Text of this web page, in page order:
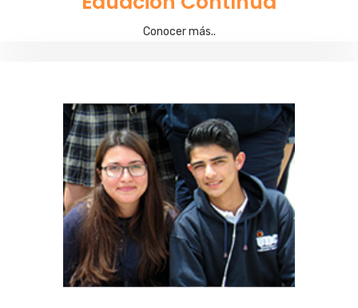
Conocer más..